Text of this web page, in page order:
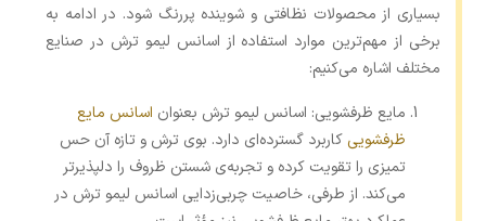
بسیاری از محصولات نظافتی و شوینده پررنگ شود. در ادامه به
برخی از مهم‌ترین موارد استفاده از اسانس لیمو ترش در صنایع
مختلف اشاره می‌کنیم:
مایع ظرفشویی: اسانس لیمو ترش بعنوان اسانس مایع
ظرفشویی کاربرد گسترده‌ای دارد. بوی ترش و تازه آن حس
تمیزی را تقویت کرده و تجربه‌ی شستن ظروف را دلپذیرتر
می‌کند. از طرفی، خاصیت چربی‌زدایی اسانس لیمو ترش در